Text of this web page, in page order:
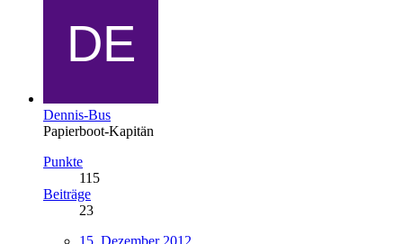
Dennis-Bus
Papierboot-Kapitän
Punkte
115
Beiträge
23
15. Dezember 2012